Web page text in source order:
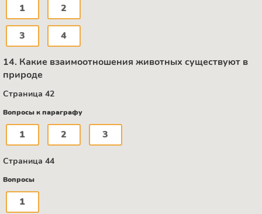
1 2
3 4
14. Какие взаимоотношения животных существуют в
природе
Страница 42
Вопросы к параграфу
1 2 3
Страница 44
Вопросы
1